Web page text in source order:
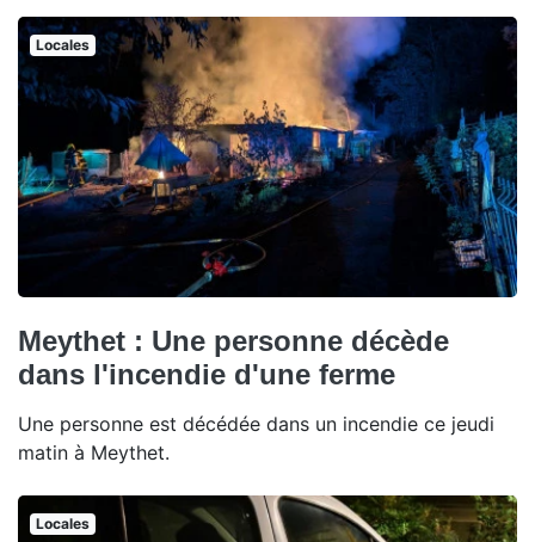
Locales
Meythet : Une personne décède
dans l'incendie d'une ferme
Une personne est décédée dans un incendie ce jeudi
matin à Meythet.
Locales